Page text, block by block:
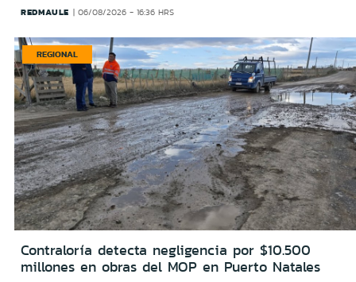
REDMAULE 06/08/2026 - 16:36 HRS
REGIONAL
Contraloría detecta negligencia por $10.500
millones en obras del MOP en Puerto Natales